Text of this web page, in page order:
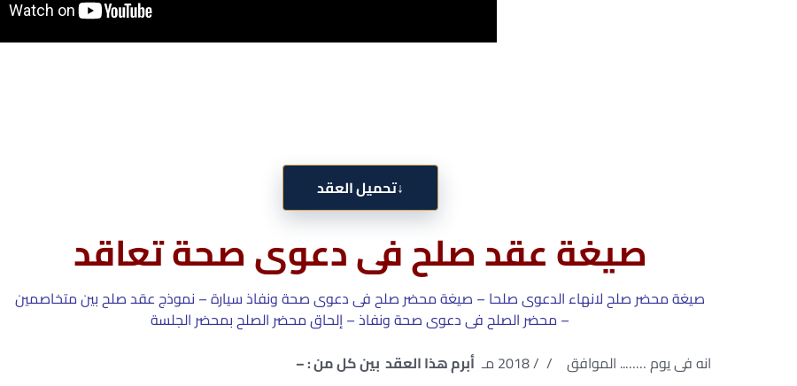
↓تحميل العقد
صيغة عقد صلح فى دعوى صحة تعاقد
صيغة محضر صلح لانهاء الدعوى صلحا – صيغة محضر صلح فى دعوى صحة ونفاذ سيارة – نموذج عقد صلح بين متخاصمين
– محضر الصلح فى دعوى صحة ونفاذ – إلحاق محضر الصلح بمحضر الجلسة
انه فى يوم …….. الموافق / / 2018 مـ
أبرم هذا العقد بين كل من : –